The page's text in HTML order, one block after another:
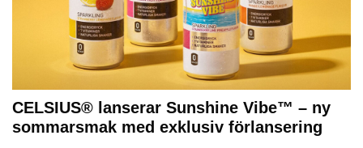
CELSIUS® lanserar Sunshine Vibe™ – ny
sommarsmak med exklusiv förlansering